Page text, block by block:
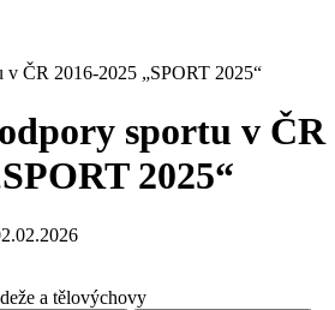
v ČR 2016-2025 „SPORT 2025“
sportu v ČR
2025“
a tělovýchovy